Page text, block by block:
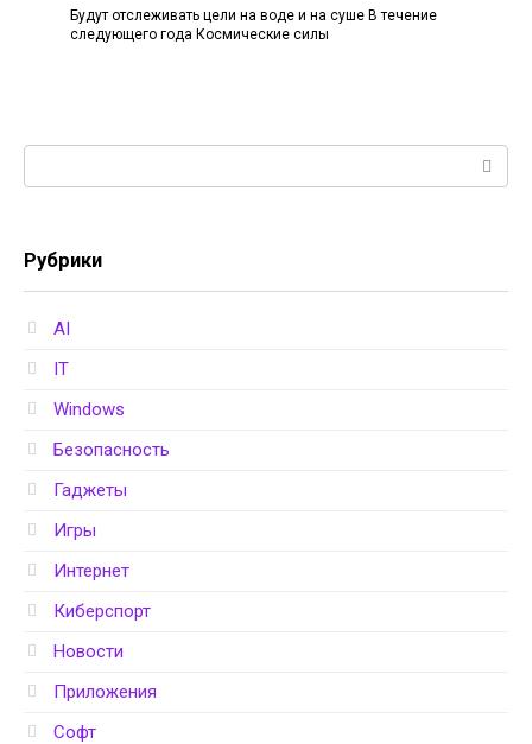
Будут отслеживать цели на воде и на суше В течение
следующего года Космические силы
Рубрики
AI
IT
Windows
Безопасность
Гаджеты
Игры
Интернет
Киберспорт
Новости
Приложения
Софт